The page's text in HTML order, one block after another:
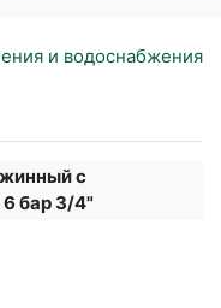
и водоснабжения
с
бар 3/4"